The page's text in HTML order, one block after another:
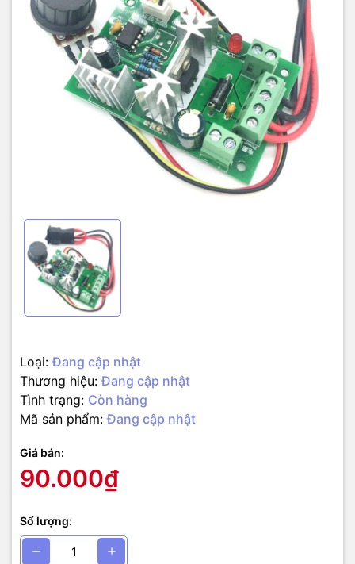
Loại: Đang cập nhật
Thương hiệu: Đang cập nhật
Tình trạng: Còn hàng
Mã sản phẩm: Đang cập nhật
Giá bán:
90.000₫
Số lượng:
thể sử dụng máy vi tính PLC hoặc đơn chip để nhập tín hiệu 0-5V
để điều khiển trực tiếp tốc độ động cơ)